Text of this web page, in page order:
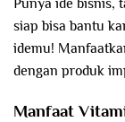
siap bisa bantu
idemu!
dengan produk
Manfaat